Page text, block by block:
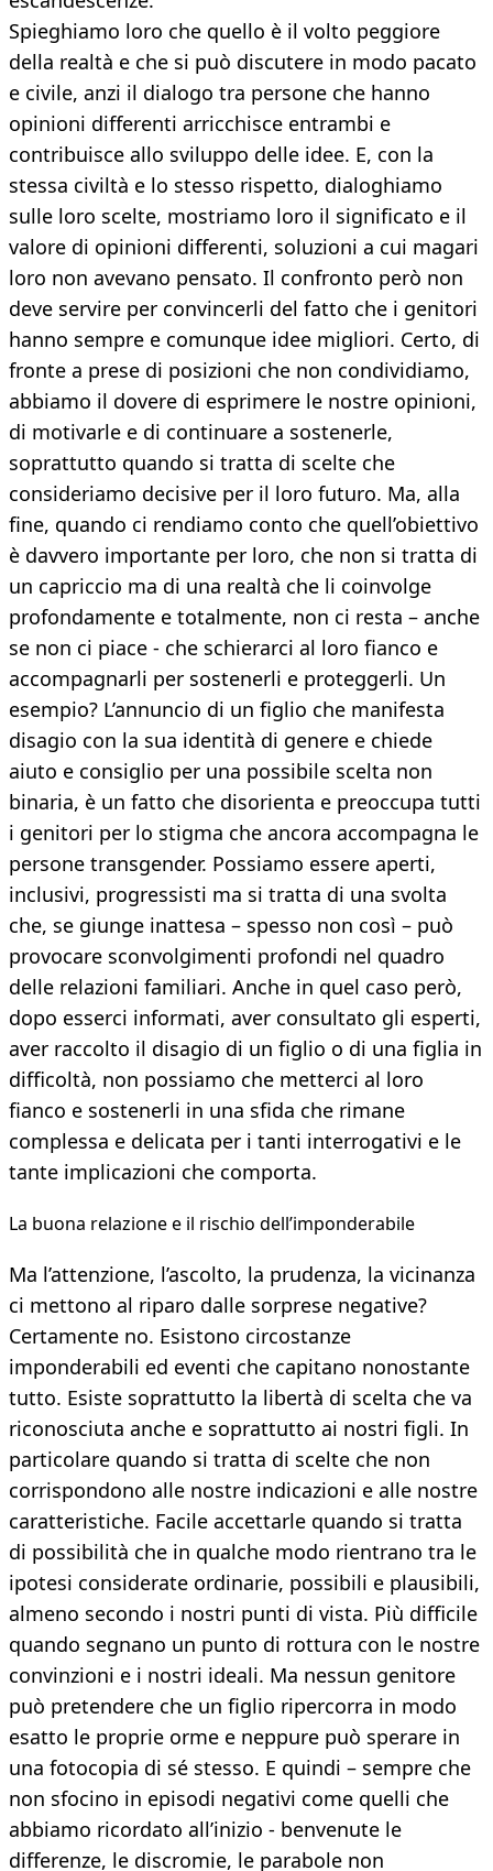
Spieghiamo loro che quello è il volto peggiore
della realtà e che si può discutere in modo pacato
e civile, anzi il dialogo tra persone che hanno
opinioni differenti arricchisce entrambi e
contribuisce allo sviluppo delle idee. E, con la
stessa civiltà e lo stesso rispetto, dialoghiamo
sulle loro scelte, mostriamo loro il significato e il
valore di opinioni differenti, soluzioni a cui magari
loro non avevano pensato. Il confronto però non
deve servire per convincerli del fatto che i genitori
hanno sempre e comunque idee migliori. Certo, di
fronte a prese di posizioni che non condividiamo,
abbiamo il dovere di esprimere le nostre opinioni,
di motivarle e di continuare a sostenerle,
soprattutto quando si tratta di scelte che
consideriamo decisive per il loro futuro. Ma, alla
fine, quando ci rendiamo conto che quell’obiettivo
è davvero importante per loro, che non si tratta di
un capriccio ma di una realtà che li coinvolge
profondamente e totalmente, non ci resta – anche
se non ci piace - che schierarci al loro fianco e
accompagnarli per sostenerli e proteggerli. Un
esempio? L’annuncio di un figlio che manifesta
disagio con la sua identità di genere e chiede
aiuto e consiglio per una possibile scelta non
binaria, è un fatto che disorienta e preoccupa tutti
i genitori per lo stigma che ancora accompagna le
persone transgender. Possiamo essere aperti,
inclusivi, progressisti ma si tratta di una svolta
che, se giunge inattesa – spesso non così – può
provocare sconvolgimenti profondi nel quadro
delle relazioni familiari. Anche in quel caso però,
dopo esserci informati, aver consultato gli esperti,
aver raccolto il disagio di un figlio o di una figlia in
difficoltà, non possiamo che metterci al loro
fianco e sostenerli in una sfida che rimane
complessa e delicata per i tanti interrogativi e le
tante implicazioni che comporta.
La buona relazione e il rischio dell’imponderabile
Ma l’attenzione, l’ascolto, la prudenza, la vicinanza
ci mettono al riparo dalle sorprese negative?
Certamente no. Esistono circostanze
imponderabili ed eventi che capitano nonostante
tutto. Esiste soprattutto la libertà di scelta che va
riconosciuta anche e soprattutto ai nostri figli. In
particolare quando si tratta di scelte che non
corrispondono alle nostre indicazioni e alle nostre
caratteristiche. Facile accettarle quando si tratta
di possibilità che in qualche modo rientrano tra le
ipotesi considerate ordinarie, possibili e plausibili,
almeno secondo i nostri punti di vista. Più difficile
quando segnano un punto di rottura con le nostre
convinzioni e i nostri ideali. Ma nessun genitore
può pretendere che un figlio ripercorra in modo
esatto le proprie orme e neppure può sperare in
una fotocopia di sé stesso. E quindi – sempre che
non sfocino in episodi negativi come quelli che
abbiamo ricordato all’inizio - benvenute le
differenze, le discromie, le parabole non